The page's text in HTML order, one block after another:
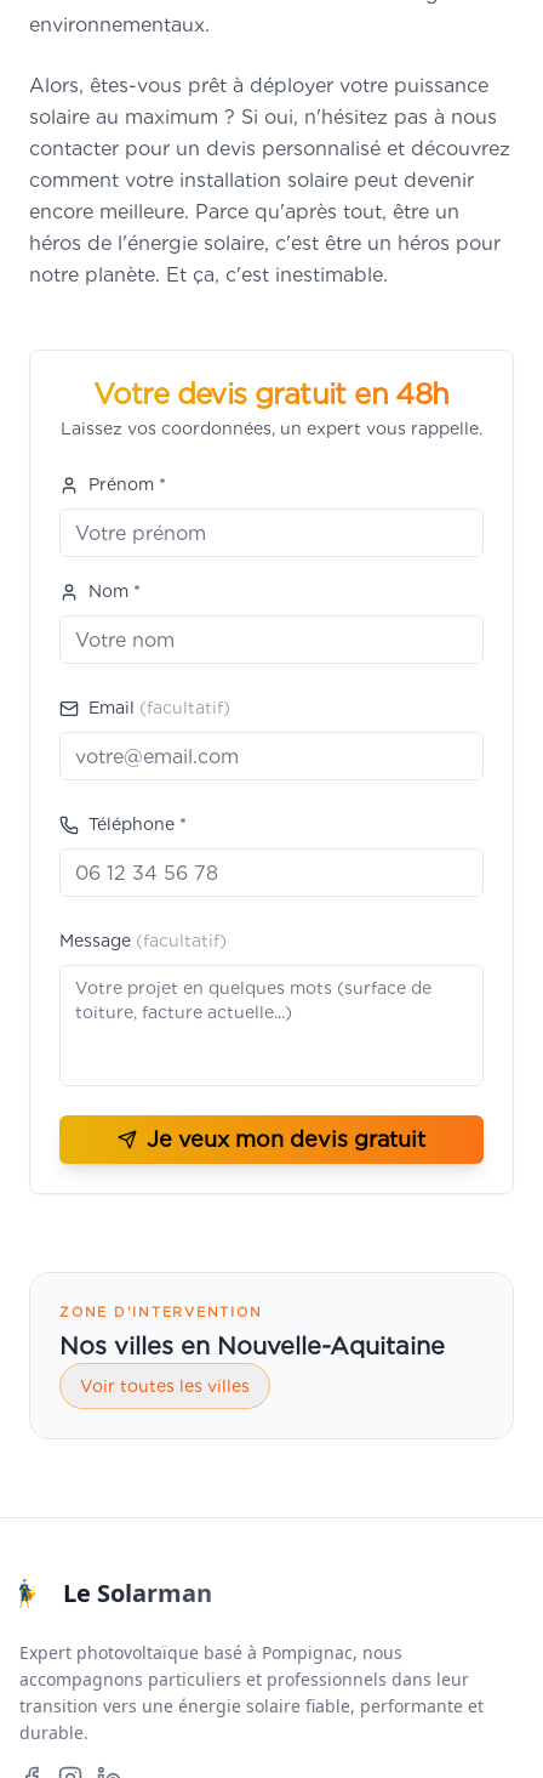
environnementaux.
Alors, êtes-vous prêt à déployer votre puissance
solaire au maximum ? Si oui, n'hésitez pas à nous
contacter pour un devis personnalisé et découvrez
comment votre installation solaire peut devenir
encore meilleure. Parce qu'après tout, être un
héros de l'énergie solaire, c'est être un héros pour
notre planète. Et ça, c'est inestimable.
Votre devis gratuit en 48h
Laissez vos coordonnées, un expert vous rappelle.
Prénom *
Nom *
Email (facultatif)
Téléphone *
Message (facultatif)
Je veux mon devis gratuit
ZONE D’INTERVENTION
Nos villes en Nouvelle-Aquitaine
Voir toutes les villes
Le Solarman
Expert photovoltaïque basé à Pompignac, nous
accompagnons particuliers et professionnels dans leur
transition vers une énergie solaire fiable, performante et
durable.